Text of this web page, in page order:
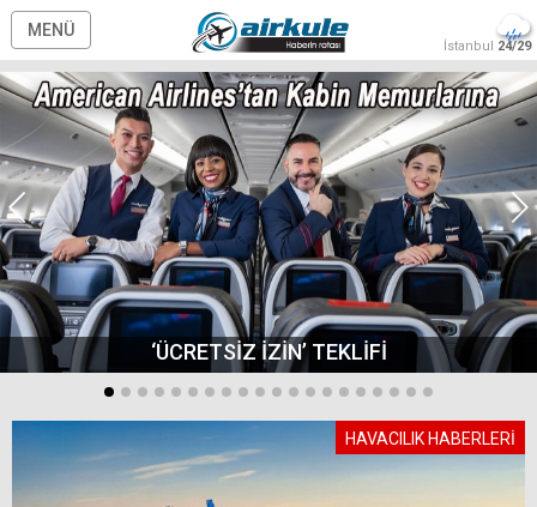
MENÜ
İstanbul 24/29
‘ÜCRETSİZ İZİN’ TEKLİFİ
HAVACILIK HABERLERİ